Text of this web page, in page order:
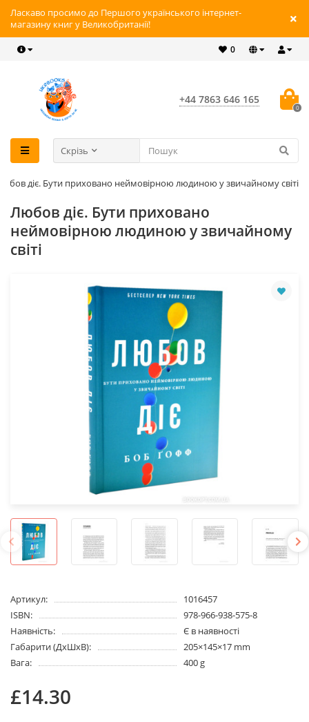
Ласкаво просимо до Першого українського інтернет-
магазину книг у Великобританії!
0
+44 7863 646 165
0
Скрізь
діє. Бути приховано неймовірною людиною у звичайному світі
Любов діє. Бути приховано
неймовірною людиною у звичайному
світі
Артикул:
1016457
ISBN:
978-966-938-575-8
Наявність:
Є в наявності
Габарити (ДхШхВ):
205×145×17 mm
Вага:
400 g
£14.30